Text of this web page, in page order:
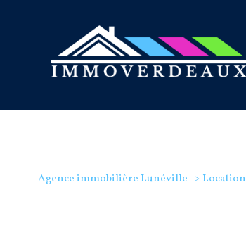
Agence immobilière Lunéville Location